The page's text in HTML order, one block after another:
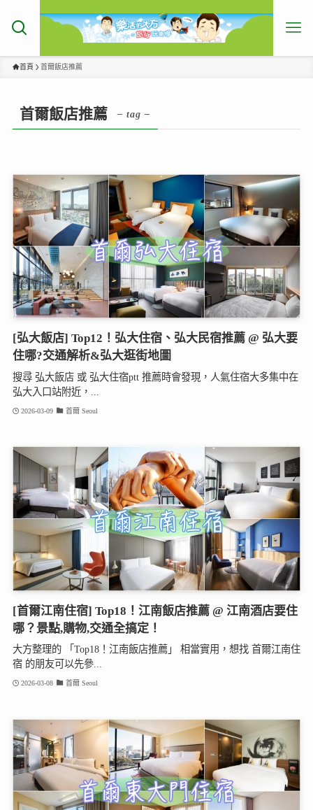
首頁 首爾飯店推薦
首爾飯店推薦 – tag –
[弘大飯店] Top12！弘大住宿、弘大民宿推薦 @ 弘大要
住哪?交通解析&弘大逛街地圖
搜尋 弘大飯店 或 弘大住宿ptt 推薦時會發現，人氣住宿大多集中在
弘大入口站附近，...
2026-03-09 首爾 Seoul
[首爾江南住宿] Top18！江南飯店推薦 @ 江南酒店要住
哪？景點,購物,交通全搞定！
大方整理的 「Top18！江南飯店推薦」 相當實用，想找 首爾江南住
宿 的朋友可以先參...
2026-03-08 首爾 Seoul